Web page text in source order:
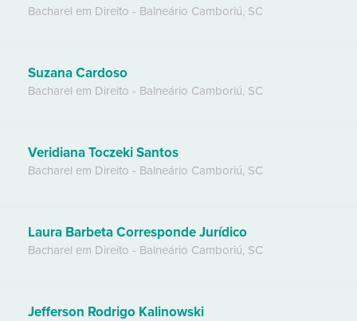
Bacharel em Direito - Balneário Camboriú, SC
Suzana Cardoso
Bacharel em Direito - Balneário Camboriú, SC
Veridiana Toczeki Santos
Bacharel em Direito - Balneário Camboriú, SC
Laura Barbeta Corresponde Jurídico
Bacharel em Direito - Balneário Camboriú, SC
Jefferson Rodrigo Kalinowski